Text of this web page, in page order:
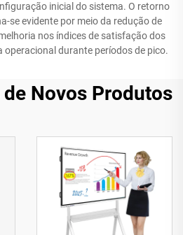
inicial do sistema. O retorno
se evidente por meio da redução de
nos índices de satisfação dos
operacional durante períodos de pico.
Novos Produtos